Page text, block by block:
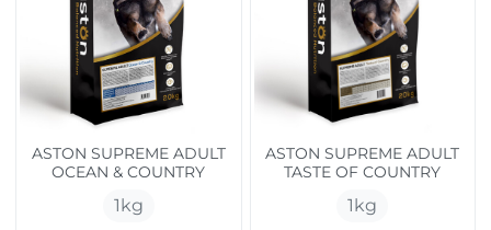
ASTON SUPREME ADULT
OCEAN & COUNTRY
1kg
ASTON SUPREME ADULT
TASTE OF COUNTRY
1kg